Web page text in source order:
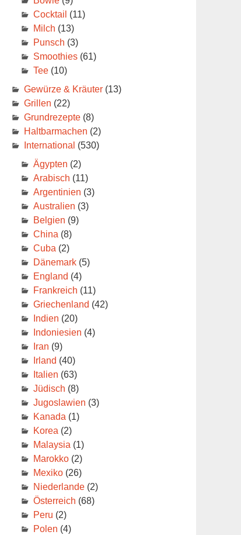
Cocktail (11)
Milch (13)
Punsch (3)
Smoothies(61)
Tee(10)
Gewürze & Kräuter(13)
Grillen (22)
Grundrezepte(8)
Haltbarmachen (2)
International (530)
Ägypten (2)
Arabisch (11)
Argentinien (3)
Australien (3)
Belgien (9)
China (8)
Cuba (2)
Dänemark(5)
England (4)
Frankreich (11)
Griechenland (42)
Indien (20)
Indoniesien (4)
Iran (9)
Irland (40)
Italien (63)
Jüdisch (8)
Jugoslawien (3)
Kanada (1)
Korea (2)
Malaysia (1)
Marokko(2)
Mexiko(26)
Niederlande(2)
Österreich (68)
Peru (2)
Polen (4)